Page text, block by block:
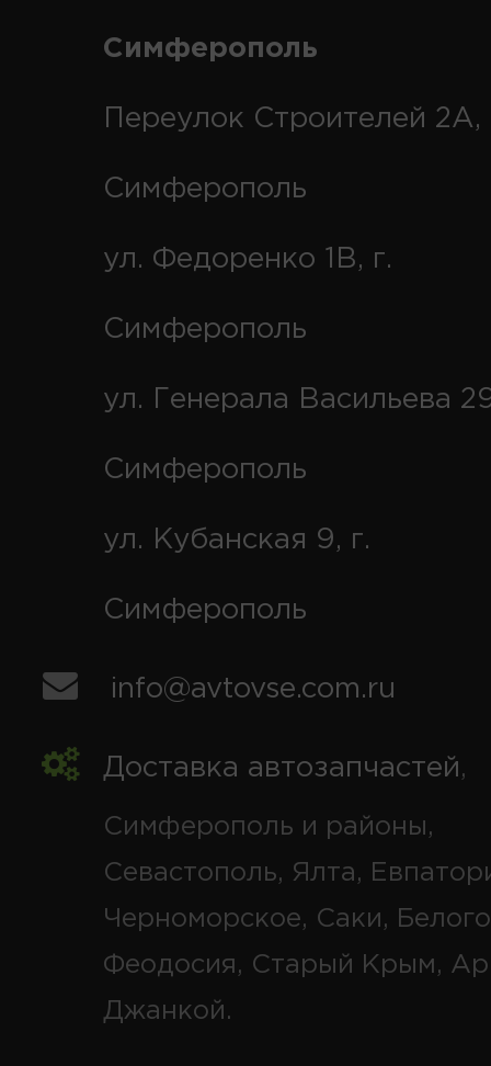
Симферополь
Переулок Строителей 2А,
Симферополь
ул. Федоренко 1В, г.
Симферополь
ул. Генерала Васильева
Симферополь
ул. Кубанская 9, г.
Симферополь
info@avtovse.com.ru
Доставка автозапчастей,
Симферополь и районы,
Севастополь, Ялта,
Черноморское, Саки,
Феодосия, Старый Крым,
Джанкой.